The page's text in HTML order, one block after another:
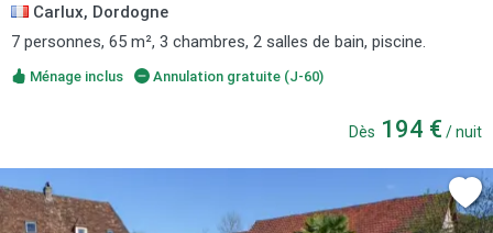
Carlux, Dordogne
7 personnes, 65 m², 3 chambres, 2 salles de bain, piscine.
Ménage inclus Annulation gratuite (J-60)
Dès 194 € / nuit